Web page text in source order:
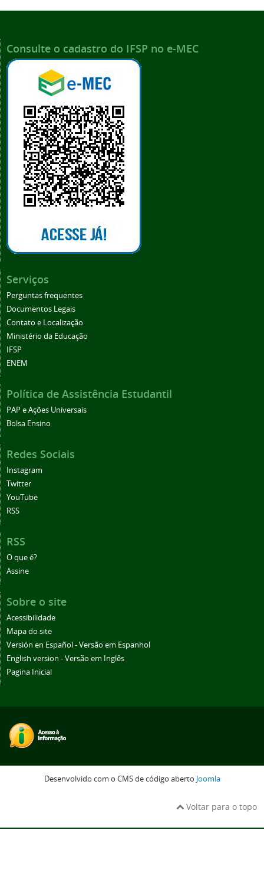
Consulte o cadastro do IFSP no e-MEC
Serviços
Perguntas frequentes
Documentos Legais
Contato e Localização
Ministério da Educação
IFSP
ENEM
Política de Assistência Estudantil
PAP e Ações Universais
Bolsa Ensino
Redes Sociais
Instagram
Twitter
YouTube
RSS
RSS
O que é?
Assine
Sobre o site
Acessibilidade
Mapa do site
Versión en Español - Versão em Espanhol
English version - Versão em Inglês
Pagina Inicial
Desenvolvido com o CMS de código aberto Joomla
Voltar para o topo